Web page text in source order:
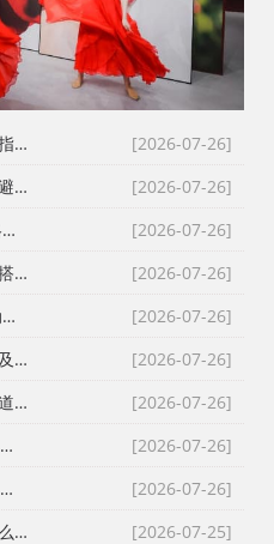
[2026-07-26]
成都活动策划公司全赛道选型指南：8家主流服务商深度测评与避坑攻略
[2026-07-26]
成都活动策划公司选型推荐与避坑指南｜靠谱排名与全品类服务攻略
[2026-07-26]
成都活动策划公司2026全攻略：靠谱服务商选型推荐+落地避坑指南
[2026-07-26]
成都活动策划公司排名｜庆典搭建演艺全服务靠谱选型攻略
[2026-07-26]
四川有哪些口碑好的 成都活动策划公司，活动执行/会议会务/发布会/同学会/文艺晚会
[2026-07-26]
成都活动策划公司分类、详情及选型指南
[2026-07-26]
成都活动策划公司排名｜全赛道选型推荐+避坑指南（2026实测版）
[2026-07-26]
四川活动策划公司推荐：10年本土实操经验，帮你选到靠谱服务商
[2026-07-26]
成都活动策划公司推荐｜10年实战团队！全流程一站式庆典演艺搭建服务
[2026-07-25]
靠谱的成都活动策划公司，怎么选？